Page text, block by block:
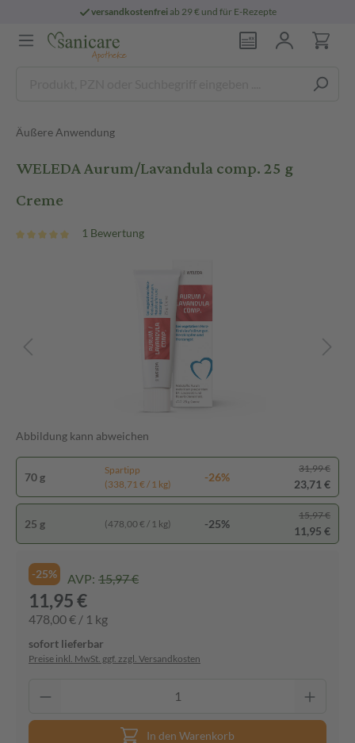
versandkostenfreiab 29 € und für E-Rezepte
Äußere Anwendung
WELEDA Aurum/Lavandula comp. 25 g
Creme
1 Bewertung
Abbildung kann abweichen
70 g
Spartipp
(338,71 € / 1 kg)
-26%
31,99 €
23,71 €
25 g (478,00 € / 1 kg) -25%
15,97 €
11,95 €
-25% AVP: 15,97 €
11,95 €
478,00 € / 1 kg
sofort lieferbar
Preise inkl. MwSt. ggf. zzgl. Versandkosten
In den Warenkorb